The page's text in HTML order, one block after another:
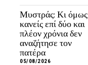
Μυστράς: Κι όμως
κανείς επί δύο και
πλέον χρόνια δεν
αναζήτησε τον
πατέρα
05/08/2026